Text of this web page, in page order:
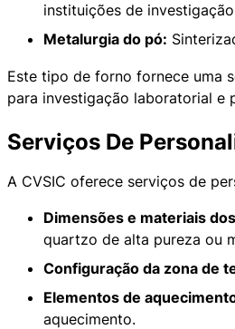
instituições de
Metalurgia do pó:
Este tipo de forno fornece uma
para investigação laboratorial e
Serviços De
A CVSIC oferece serviços de
Dimensões e materiais
quartzo de alta pureza ou
Configuração da zona de
Elementos de
aquecimento.
Nome: Forno tubular CVD de vácuo
Câmara do forno: Câmara de forno
Aquecedor: Fio de resistência,
Sistema de vácuo e atmosfera:
Processos de aplicação: